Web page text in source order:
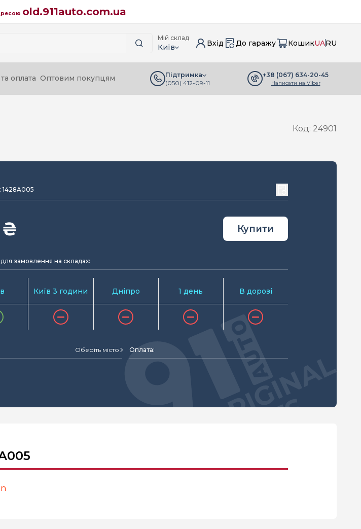
old.911auto.com.ua
Мій склад
Київ Вхід До гаражу КошикUARU
оплата Оптовим покупцям
Підтримка
(050) 412-09-11
+38 (067) 634-20-45
Написати на Viber
Код: 24901
1428A005
₴ Купити
замовлення на складах:
Київ 3 години Дніпро 1 день В дорозі
Оберіть місто Оплата: